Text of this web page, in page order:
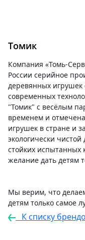
Томик
Компания «Томь-
России серийное
деревянных игрушек
современных
"Томик" с весёлым
временем и
игрушек в стране и
экологически
стойких
желание дать детям
Мы верим, что
детям только самое
К списку